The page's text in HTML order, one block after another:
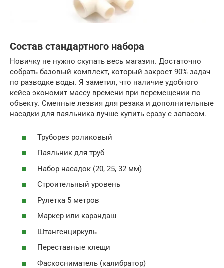
Состав стандартного набора
Новичку не нужно скупать весь магазин. Достаточно
собрать базовый комплект, который закроет 90% задач
по разводке воды. Я заметил, что наличие удобного
кейса экономит массу времени при перемещении по
объекту. Сменные лезвия для резака и дополнительные
насадки для паяльника лучше купить сразу с запасом.
Труборез роликовый
Паяльник для труб
Набор насадок (20, 25, 32 мм)
Строительный уровень
Рулетка 5 метров
Маркер или карандаш
Штангенциркуль
Переставные клещи
Фаскосниматель (калибратор)